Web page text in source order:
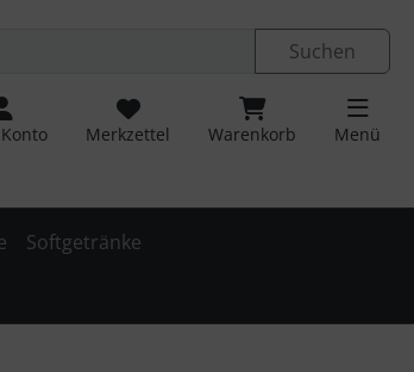
zu den allgemeinen Informationen
Suchen
Merkzettel Warenkorb Menü
Softgetränke